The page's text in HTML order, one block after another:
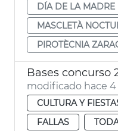
DÍA DE LA MADRE
MASCLETÀ
PIROTÈCNIA
Bases concurso
modificado hace 4
CULTURA Y
FALLAS